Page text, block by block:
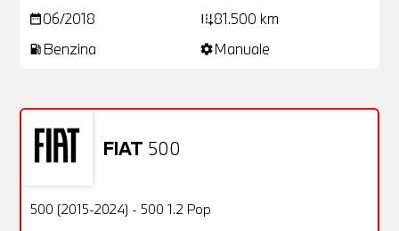
date_range06/2018 add_road81.500 km
local_gas_station Benzina settingsManuale
FIAT 500
OFFERTA
Usato
500 (2015-2024) - 500 1.2 Pop